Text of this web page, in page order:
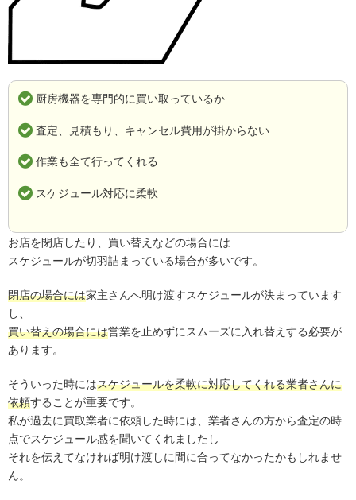
厨房機器を専門的に買い取っているか
査定、見積もり、キャンセル費用が掛からない
作業も全て行ってくれる
スケジュール対応に柔軟
お店を閉店したり、買い替えなどの場合には
スケジュールが切羽詰まっている場合が多いです。
閉店の場合には家主さんへ明け渡すスケジュールが決まっています
し、
買い替えの場合には営業を止めずにスムーズに入れ替えする必要が
あります。
そういった時にはスケジュールを柔軟に対応してくれる業者さんに
依頼することが重要です。
私が過去に買取業者に依頼した時には、業者さんの方から査定の時
点でスケジュール感を聞いてくれましたし
それを伝えてなければ明け渡しに間に合ってなかったかもしれませ
ん。